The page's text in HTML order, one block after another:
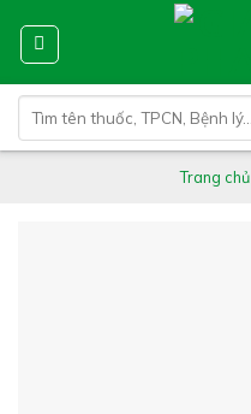
kiếm:
Trang chủ